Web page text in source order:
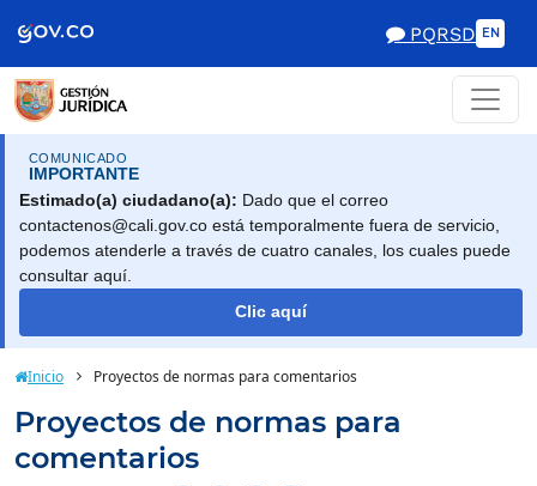
de Gobierno
PQRSD EN
COMUNICADO
IMPORTANTE
Estimado(a) ciudadano(a): Dado que el correo
contactenos@cali.gov.co está temporalmente fuera de servicio,
podemos atenderle a través de cuatro canales, los cuales puede
consultar aquí.
Clic aquí
Inicio Proyectos de normas para comentarios
Proyectos de normas para
comentarios